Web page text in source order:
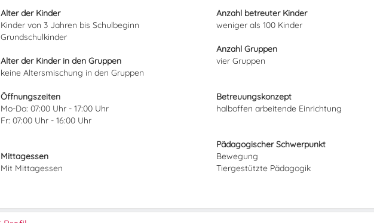
Alter der Kinder
Kinder von 3 Jahren bis Schulbeginn
Grundschulkinder
Alter der Kinder in den Gruppen
keine Altersmischung in den Gruppen
Anzahl betreuter Kinder
weniger als 100 Kinder
Anzahl Gruppen
vier Gruppen
Öffnungszeiten
Mo-Do: 07:00 Uhr - 17:00 Uhr
Fr: 07:00 Uhr - 16:00 Uhr
Mittagessen
Mit Mittagessen
Betreuungskonzept
halboffen arbeitende Einrichtung
Pädagogischer Schwerpunkt
Bewegung
Tiergestützte Pädagogik